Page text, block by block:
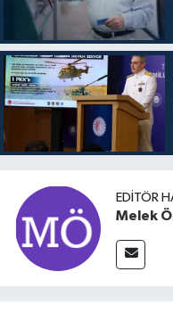
EDITÖR
Melek